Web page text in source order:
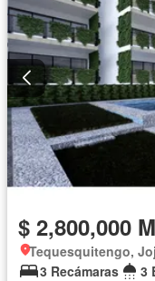
$ 2,800,000
Tequesquitengo,
3 Recámaras
3